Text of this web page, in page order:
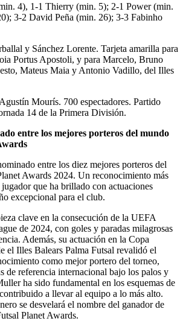
4), 1-1 Thierry (min. 5); 2-1 Power (min.
3-2 David Peña (min. 26); 3-3 Fabinho
y Sánchez Lorente. Tarjeta amarilla para
Portus Apostoli, y para Marcelo, Bruno
Mateus Maia y Antonio Vadillo, del Illes
Mourís. 700 espectadores. Partido
14 de la Primera División.
entre los mejores porteros del mundo
entre los diez mejores porteros del
Awards 2024. Un reconocimiento más
que ha brillado con actuaciones
excepcional para el club.
clave en la consecución de la UEFA
de 2024, con goles y paradas milagrosas
Además, su actuación en la Copa
el Illes Balears Palma Futsal revalidó el
como mejor portero del torneo,
de referencia internacional bajo los palos y
ha sido fundamental en los esquemas de
a llevar al equipo a lo más alto.
se desvelará el nombre del ganador de
Planet Awards.